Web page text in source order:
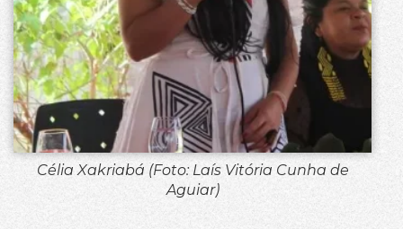
Célia Xakriabá (Foto: Laís Vitória Cunha de
Aguiar)